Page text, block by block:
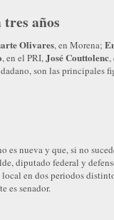
años
Olivares, en Morena;
, en el PRI,José Couttolenc,
son las principales
es nueva y que, si no
diputado federal y
en dos periodos
es senador.